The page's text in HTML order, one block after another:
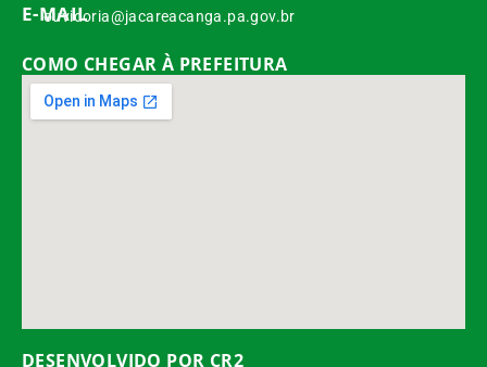
E-MAIL
ouvidoria@jacareacanga.pa.gov.br
COMO CHEGAR À PREFEITURA
DESENVOLVIDO POR CR2